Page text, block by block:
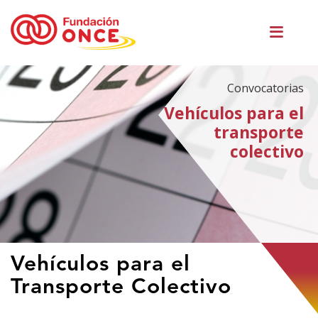
principal
Convocatorias
Vehículos para el
transporte
colectivo
Te
encuentras
Vehículos para el
Transporte Colectivo